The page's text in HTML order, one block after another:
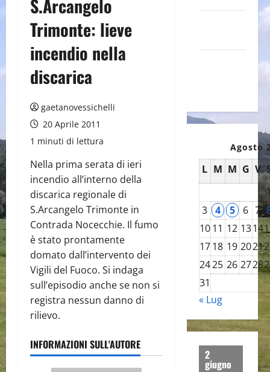
S.Arcangelo
Trimonte: lieve
incendio nella
discarica
gaetanovessichelli
20 Aprile 2011
1 minuti di lettura
Nella prima serata di ieri
incendio all’interno della
discarica regionale di
S.Arcangelo Trimonte in
Contrada Nocecchie. Il fumo
è stato prontamente
domato dall’intervento dei
Vigili del Fuoco. Si indaga
sull’episodio anche se non si
registra nessun danno di
rilievo.
INFORMAZIONI SULL'AUTORE
Agosto
L M M G V
3 4 5 6 7
10 11 12 1314
17 18 19 2021
2425 26 2728
31
« Lug
2
giugno